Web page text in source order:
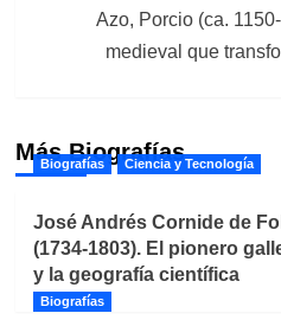
Azo, Porcio (ca.
medieval que
Más Biografías
Biografías Ciencia y Tecnología
José Andrés Cornide de
(1734-1803). El pionero
y la geografía científica
Biografías